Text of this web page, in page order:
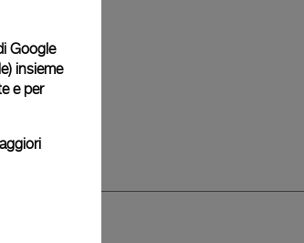
Google
) insieme
e per